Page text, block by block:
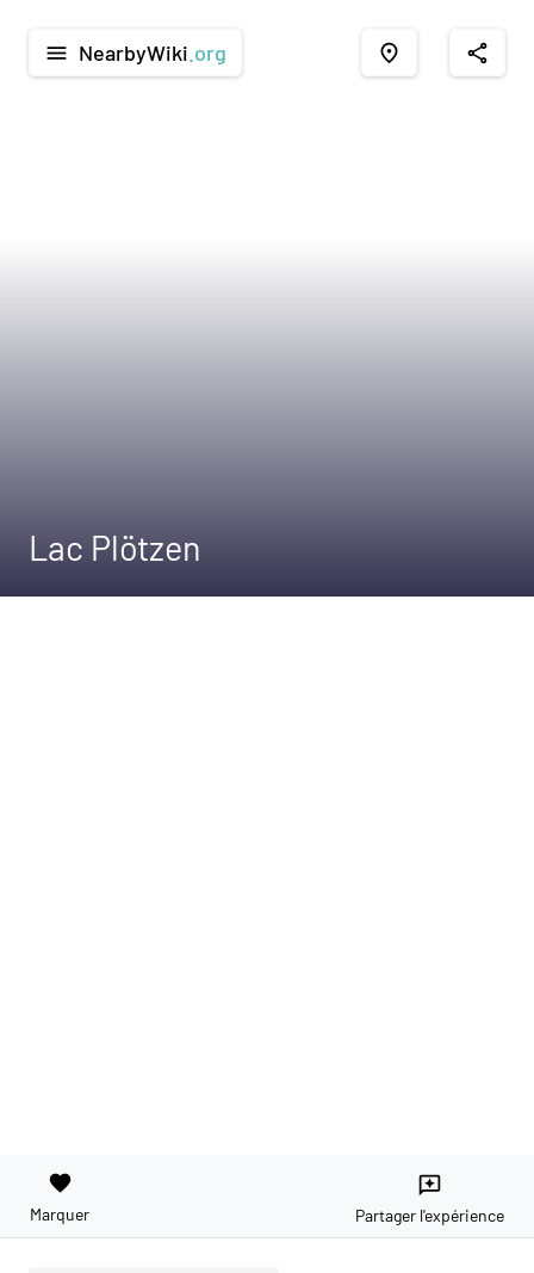
menu NearbyWiki .org place share
Lac Plötzen
favorite
Marquer
reviews
Partager l'expérience